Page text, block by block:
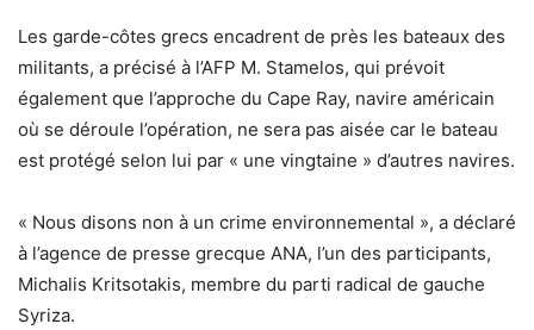
Les garde-côtes grecs encadrent de près les bateaux des
militants, a précisé à l’AFP M. Stamelos, qui prévoit
également que l’approche du Cape Ray, navire américain
où se déroule l’opération, ne sera pas aisée car le bateau
est protégé selon lui par « une vingtaine » d’autres navires.
« Nous disons non à un crime environnemental », a déclaré
à l’agence de presse grecque ANA, l’un des participants,
Michalis Kritsotakis, membre du parti radical de gauche
Syriza.